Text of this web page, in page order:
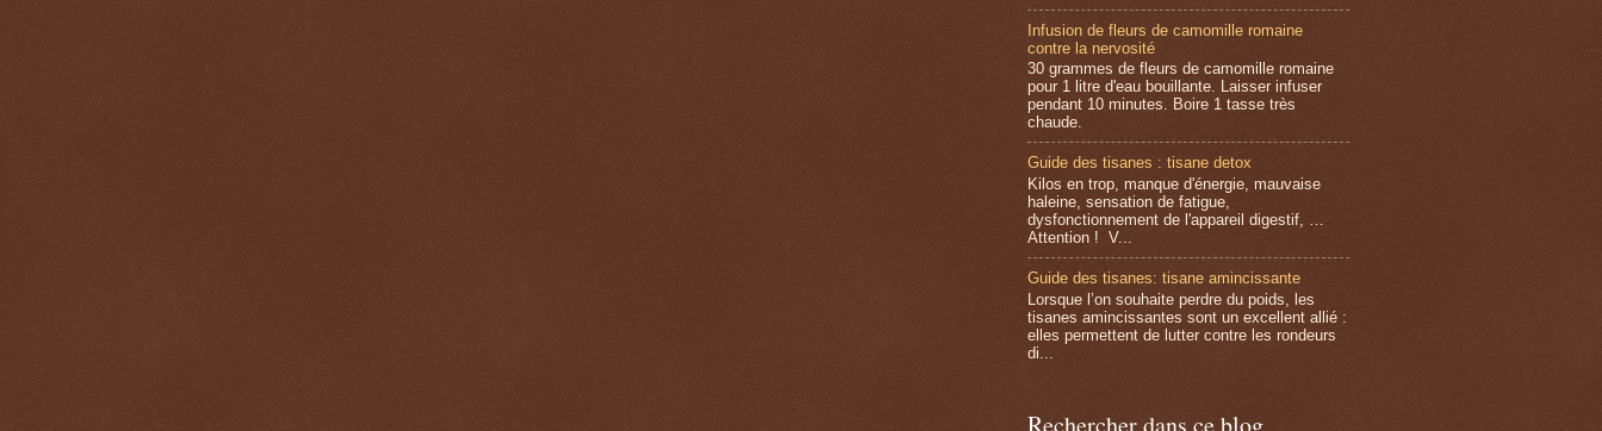
Infusion de fleurs de camomille romaine
contre la nervosité
30 grammes de fleurs de camomille romaine
pour 1 litre d'eau bouillante. Laisser infuser
pendant 10 minutes. Boire 1 tasse très
chaude.
Guide des tisanes : tisane detox
Kilos en trop, manque d'énergie, mauvaise
haleine, sensation de fatigue,
dysfonctionnement de l'appareil digestif, …
Attention ! V...
Guide des tisanes: tisane amincissante
Lorsque l’on souhaite perdre du poids, les
tisanes amincissantes sont un excellent allié :
elles permettent de lutter contre les rondeurs
di...
Rechercher dans ce blog